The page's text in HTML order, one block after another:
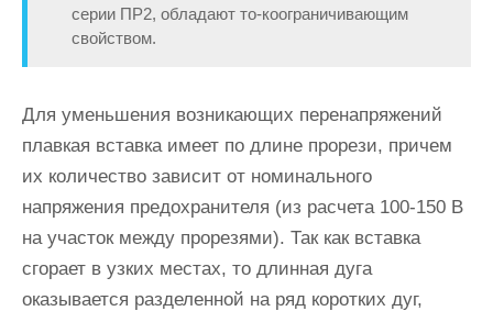
серии ПР2, обладают то-коограничивающим
свойством.
Для уменьшения возникающих перенапряжений
плавкая вставка имеет по длине прорези, причем
их количество зависит от номиналь­ного
напряжения предохранителя (из расчета 100-150 В
на участок между прорезями). Так как вставка
сгорает в узких местах, то длинная дуга
оказывается разделенной на ряд коротких дуг,